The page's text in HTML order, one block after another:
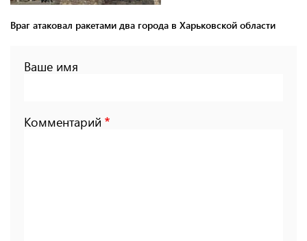
Враг атаковал ракетами два города в Харьковской области
Ваше имя
Комментарий